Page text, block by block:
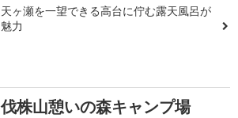
天ヶ瀬を一望できる高台に佇む露天風呂が
魅力
伐株山憩いの森キャンプ場